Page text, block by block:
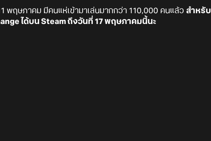
พฤษภาคม มีคนแห่เข้ามาเล่นมากกว่า 110,000 คนแล้ว สำหรับ
ได้บน Steam ถึงวันที่ 17 พฤษภาคมนี้นะ